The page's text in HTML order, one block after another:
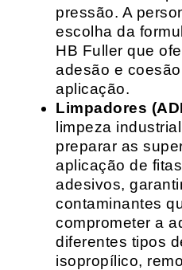
pressão. A
escolha da
HB Fuller que
adesão e
aplicação.
Limpadores
limpeza
preparar as
aplicação de
adesivos,
contaminantes
comprometer a
diferentes tipos
isopropílico,